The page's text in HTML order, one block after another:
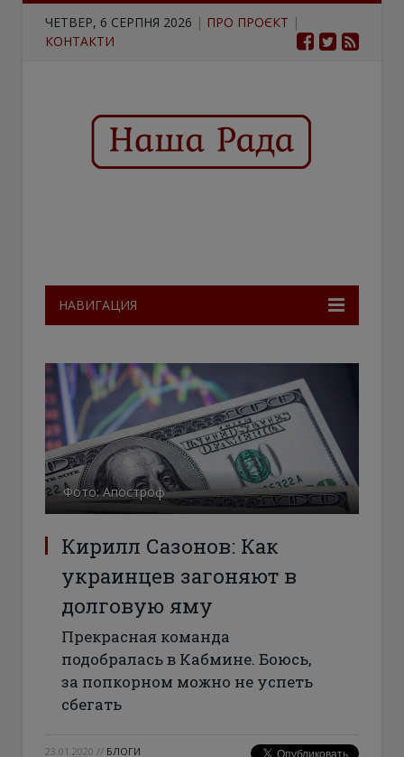
ЧЕТВЕР, 6 СЕРПНЯ 2026 | ПРО ПРОЄКТ |
КОНТАКТИ
НАВИГАЦИЯ
Фото: Апостроф
Кирилл Сазонов: Как
украинцев загоняют в
долговую яму
Прекрасная команда
подобралась в Кабмине. Боюсь,
за попкорном можно не успеть
сбегать
23.01.2020 // БЛОГИ